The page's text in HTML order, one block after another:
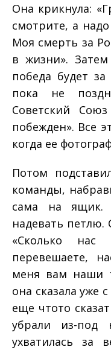
Она крикнула:
смотрите, а
Моя смерть за
в жизни».
победа будет
пока не
Советский
побежден». Все
когда ее
Потом
команды,
сама на ящик.
надевать петлю.
«Сколько
перевешаете,
меня вам наши
она сказала уже
еще что­то
убрали из-­под
ухватилась за